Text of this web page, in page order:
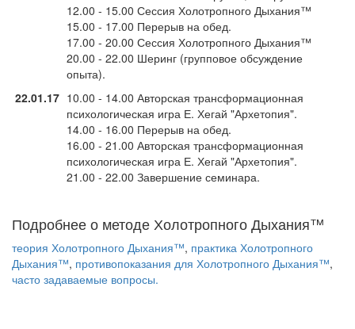
12.00 - 15.00 Сессия Холотропного Дыхания™
15.00 - 17.00 Перерыв на обед.
17.00 - 20.00 Сессия Холотропного Дыхания™
20.00 - 22.00 Шеринг (групповое обсуждение
опыта).
22.01.17 10.00 - 14.00 Авторская трансформационная
психологическая игра Е. Хегай "Архетопия".
14.00 - 16.00 Перерыв на обед.
16.00 - 21.00 Авторская трансформационная
психологическая игра Е. Хегай "Архетопия".
21.00 - 22.00 Завершение семинара.
Подробнее о методе Холотропного Дыхания™
теория Холотропного Дыхания™, практика Холотропного
Дыхания™, противопоказания для Холотропного Дыхания™,
часто задаваемые вопросы.